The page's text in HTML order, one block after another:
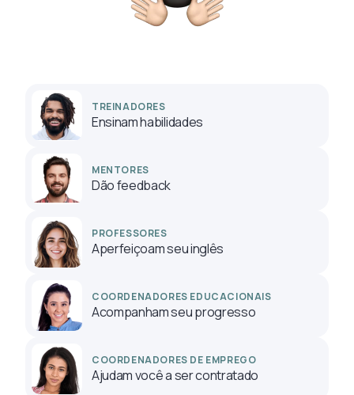
TREINADORES
Ensinam habilidades
MENTORES
Dão feedback
PROFESSORES
Aperfeiçoam seu inglês
COORDENADORES EDUCACIONAIS
Acompanham seu progresso
COORDENADORES DE EMPREGO
Ajudam você a ser contratado